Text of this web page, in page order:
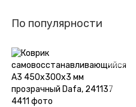
По популярности